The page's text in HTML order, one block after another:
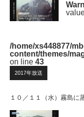
/home/xs448877/
content/themes/
on line 43
2017年放送
１０／１１（水）霧島に